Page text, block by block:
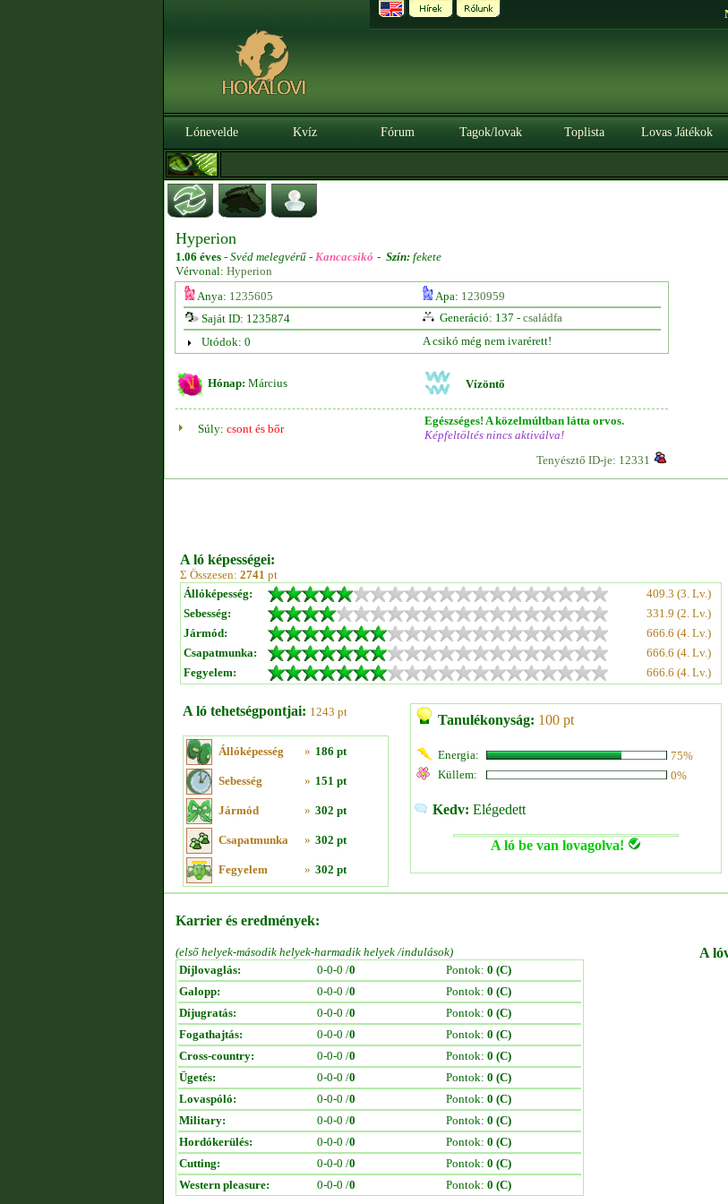
Lónevelde Kvíz Fórum Tagok/lovak Toplista Lovas Játékok
Hyperion
1.06 éves - Svéd melegvérű - Kancacsikó - Szín: fekete
Vérvonal: Hyperion
Anya: 1235605 Apa: 1230959
Saját ID: 1235874
Generáció: 137 - családfa
Utódok: 0
A csikó még nem ivarérett!
Hónap: Március Vízöntő
Súly: csont és bőr
Egészséges! A közelmúltban látta orvos.
Képfeltöltés nincs aktiválva!
Tenyésztő ID-je: 12331
A ló képességei:
Σ Összesen: 2741 pt
Állóképesség:
409.3 (3. Lv.)
Sebesség:
331.9 (2. Lv.)
Jármód:
666.6 (4. Lv.)
Csapatmunka:
666.6 (4. Lv.)
Fegyelem:
666.6 (4. Lv.)
A ló tehetségpontjai: 1243 pt
Állóképesség » 186 pt
Sebesség » 151 pt
Jármód » 302 pt
Csapatmunka » 302 pt
Fegyelem » 302 pt
Tanulékonyság: 100 pt
Energia:
75%
Küllem:
0%
Kedv: Elégedett
A ló be van lovagolva!
Karrier és eredmények:
(első helyek-második helyek-harmadik helyek /indulások)
Díjlovaglás:
0-0-0 /0 Pontok: 0 (C)
Galopp:
0-0-0 /0 Pontok: 0 (C)
Díjugratás:
0-0-0 /0 Pontok: 0 (C)
Fogathajtás:
0-0-0 /0 Pontok: 0 (C)
Cross-country:
0-0-0 /0 Pontok: 0 (C)
Ügetés:
0-0-0 /0 Pontok: 0 (C)
Lovaspóló:
0-0-0 /0 Pontok: 0 (C)
Military:
0-0-0 /0 Pontok: 0 (C)
Hordókerülés:
0-0-0 /0 Pontok: 0 (C)
Cutting:
0-0-0 /0 Pontok: 0 (C)
Western pleasure:
0-0-0 /0 Pontok: 0 (C)
A